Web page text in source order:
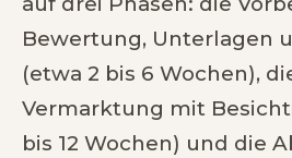
Bewertung, Unterlagen
(etwa 2 bis 6 Wochen),
Vermarktung mit
bis 12 Wochen) und die